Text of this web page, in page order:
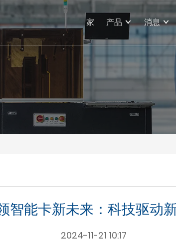
家 产品 消息
智能卡新未来：科技驱动
2024-11-21 10:17